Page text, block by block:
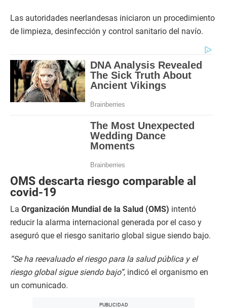
Las autoridades neerlandesas iniciaron un procedimiento
de limpieza, desinfección y control sanitario del navío.
OMS descarta riesgo comparable al
covid-19
La Organización Mundial de la Salud (OMS) intentó
reducir la alarma internacional generada por el caso y
aseguró que el riesgo sanitario global sigue siendo bajo.
“Se ha reevaluado el riesgo para la salud pública y el
riesgo global sigue siendo bajo”, indicó el organismo en
un comunicado.